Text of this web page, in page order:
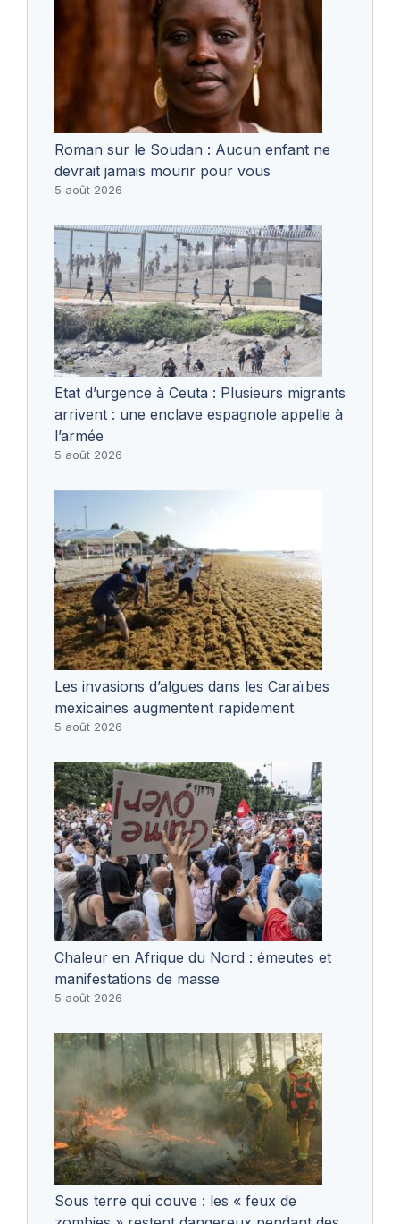
Roman sur le Soudan : Aucun enfant ne
devrait jamais mourir pour vous
5 août 2026
Etat d’urgence à Ceuta : Plusieurs migrants
arrivent : une enclave espagnole appelle à
l’armée
5 août 2026
Les invasions d’algues dans les Caraïbes
mexicaines augmentent rapidement
5 août 2026
Chaleur en Afrique du Nord : émeutes et
manifestations de masse
5 août 2026
Sous terre qui couve : les « feux de